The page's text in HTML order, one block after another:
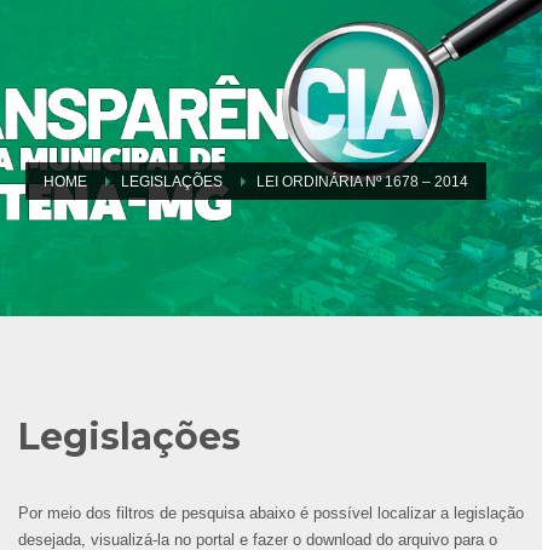
HOME LEGISLAÇÕES LEI ORDINÁRIA Nº 1678 – 2014
Legislações
Por meio dos filtros de pesquisa abaixo é possível localizar a legislação
desejada, visualizá-la no portal e fazer o download do arquivo para o